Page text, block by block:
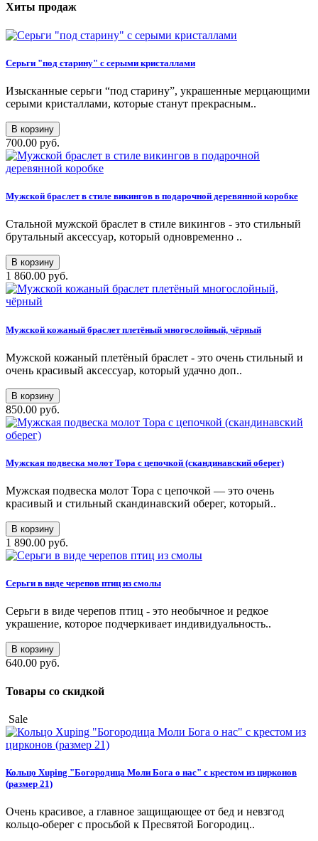
Хиты продаж
Серьги "под старину" с серыми кристаллами
Изысканные серьги “под старину”, украшенные мерцающими
серыми кристаллами, которые станут прекрасным..
В корзину
700.00 руб.
Мужской браслет в стиле викингов в подарочной деревянной коробке
Стальной мужской браслет в стиле викингов - это стильный
брутальный аксессуар, который одновременно ..
В корзину
1 860.00 руб.
Мужской кожаный браслет плетёный многослойный, чёрный
Мужской кожаный плетёный браслет - это очень стильный и
очень красивый аксессуар, который удачно доп..
В корзину
850.00 руб.
Мужская подвеска молот Тора с цепочкой (скандинавский оберег)
Мужская подвеска молот Тора с цепочкой — это очень
красивый и стильный скандинавский оберег, который..
В корзину
1 890.00 руб.
Серьги в виде черепов птиц из смолы
Серьги в виде черепов птиц - это необычное и редкое
украшение, которое подчеркивает индивидуальность..
В корзину
640.00 руб.
Товары со скидкой
Sale
Кольцо Xuping "Богородица Моли Бога о нас" с крестом из цирконов
(размер 21)
Очень красивое, а главное защищающее от бед и невзгод
кольцо-оберег с просьбой к Пресвятой Богородиц..